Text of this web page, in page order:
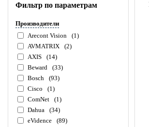
Фильтр по параметрам
Производители
Arecont Vision
(1)
AVMATRIX
(2)
AXIS
(14)
Beward
(33)
Bosch
(93)
Cisco
(1)
ComNet
(1)
Dahua
(34)
eVidence
(89)